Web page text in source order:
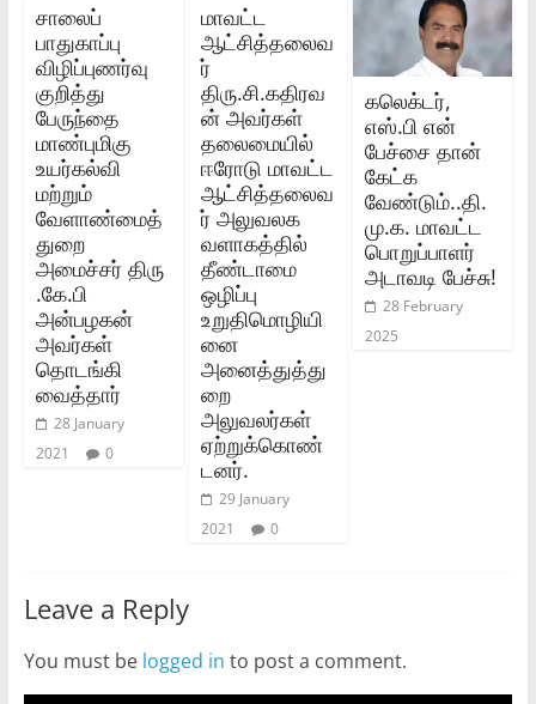
சாலைப்‌
பாதுகாப்பு
விழிப்புணர்வு
குறித்து
பேருந்தை
மாண்புமிகு
உயர்கல்வி
மற்றும்‌
வேளாண்மைத்
துறை
அமைச்சர்‌ திரு
.கே.பி
அன்பழகன்‌
அவர்கள்‌
தொடங்கி
வைத்தார்‌
28 January
2021
0
மாவட்ட
ஆட்சித்தலைவ
ர்‌
திரு.சி.கதிரவ
ன் அவர்கள்‌
தலைமையில்‌
ஈரோடு மாவட்ட
ஆட்சித்தலைவ
ர்‌ அலுவலக
வளாகத்தில்‌
தீண்டாமை
ஒழிப்பு
உறுதிமொழியி
னை
அனைத்துத்து
றை
அலுவலர்கள்‌
ஏற்றுக்கொண்
டனர்‌.
29 January
2021
0
கலெக்டர்,
எஸ்.பி என்
பேச்சை தான்
கேட்க
வேண்டும்..தி.
மு.க. மாவட்ட
பொறுப்பாளர்
அடாவடி பேச்சு!
28 February
2025
Leave a Reply
You must be logged in to post a comment.